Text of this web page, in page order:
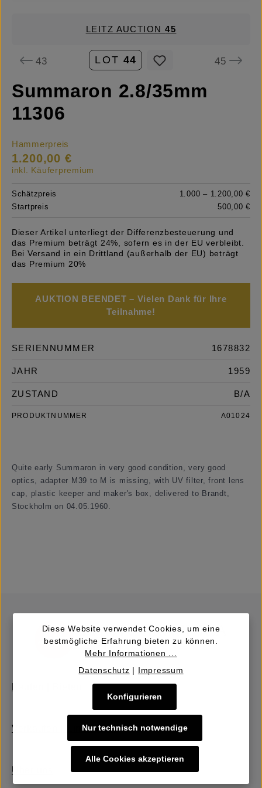
LEITZ AUCTION45
43 LOT 44 45
Summaron 2.8/35mm
11306
Hammerpreis
1.200,00 €
inkl. Käuferpremium
Schätzpreis
1.000 – 1.200,00 €
Startpreis
500,00 €
Dieser Artikel unterliegt der Differenzbesteuerung und
das Premium beträgt 24%, sofern es in der EU verbleibt.
Bei Versand in ein Drittland (außerhalb der EU) beträgt
das Premium 20%
AUKTION BEENDET – Vielen Dank für Ihre
Teilnahme!
SERIENNUMMER 1678832
JAHR 1959
ZUSTAND B/A
PRODUKTNUMMER A01024
Quite early Summaron in very good condition, very good
optics, adapter M39 to M is missing, with UV filter, front lens
cap, plastic keeper and maker's box, delivered to Brandt,
Stockholm on 04.05.1960.
Verkaufen | Einbringen
Über uns
Diese Website verwendet Cookies, um eine
bestmögliche Erfahrung bieten zu können.
Mehr Informationen ...
Datenschutz | Impressum
Nur technisch notwendige
Konfigurieren
Alle Cookies akzeptieren